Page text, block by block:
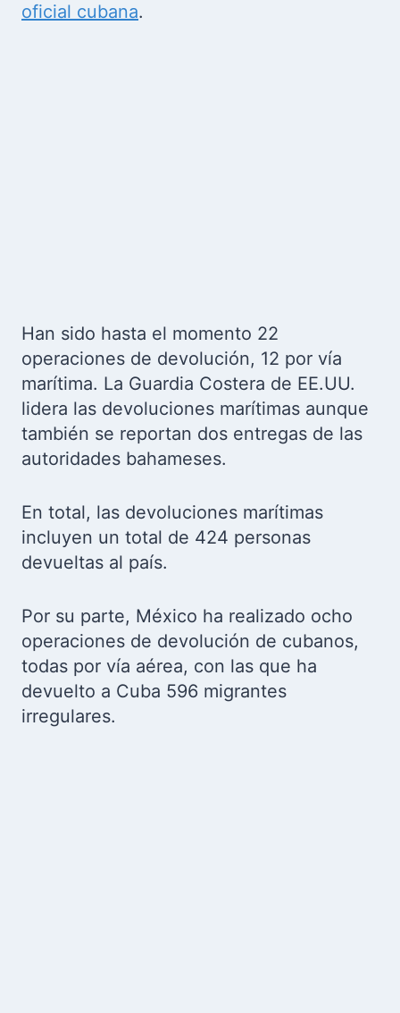
oficial cubana.
Han sido hasta el momento 22
operaciones de devolución, 12 por vía
marítima. La Guardia Costera de EE.UU.
lidera las devoluciones marítimas aunque
también se reportan dos entregas de las
autoridades bahameses.
En total, las devoluciones marítimas
incluyen un total de 424 personas
devueltas al país.
Por su parte, México ha realizado ocho
operaciones de devolución de cubanos,
todas por vía aérea, con las que ha
devuelto a Cuba 596 migrantes
irregulares.